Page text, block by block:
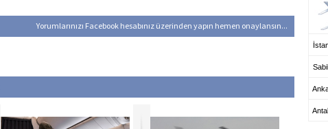
Yorumlarınızı Facebook hesabınız üzerinden yapın hemen onaylansın...